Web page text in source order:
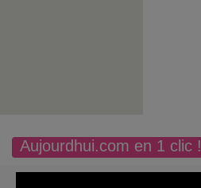
Aujourdhui.com en 1 clic !